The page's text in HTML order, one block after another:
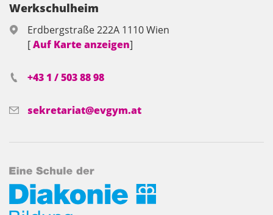
Werkschulheim
Erdbergstraße 222A 1110 Wien
[Auf Karte anzeigen]
+43 1 / 503 88 98
sekretariat@evgym.at